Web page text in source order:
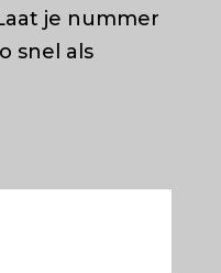
je nummer
snel als